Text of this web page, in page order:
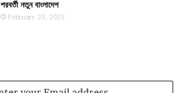
পরবর্তী নতুন বাংলাদেশ
February 23, 2025